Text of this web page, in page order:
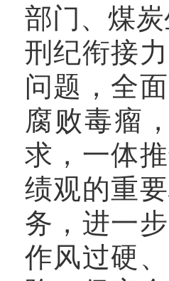
部门、煤
刑纪衔接
问题，全
腐败毒瘤
求，一体
绩观的重
务，进一
作风过硬